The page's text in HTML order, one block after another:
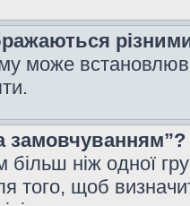
може
замовчуванням”?
ніж одної
того, щоб